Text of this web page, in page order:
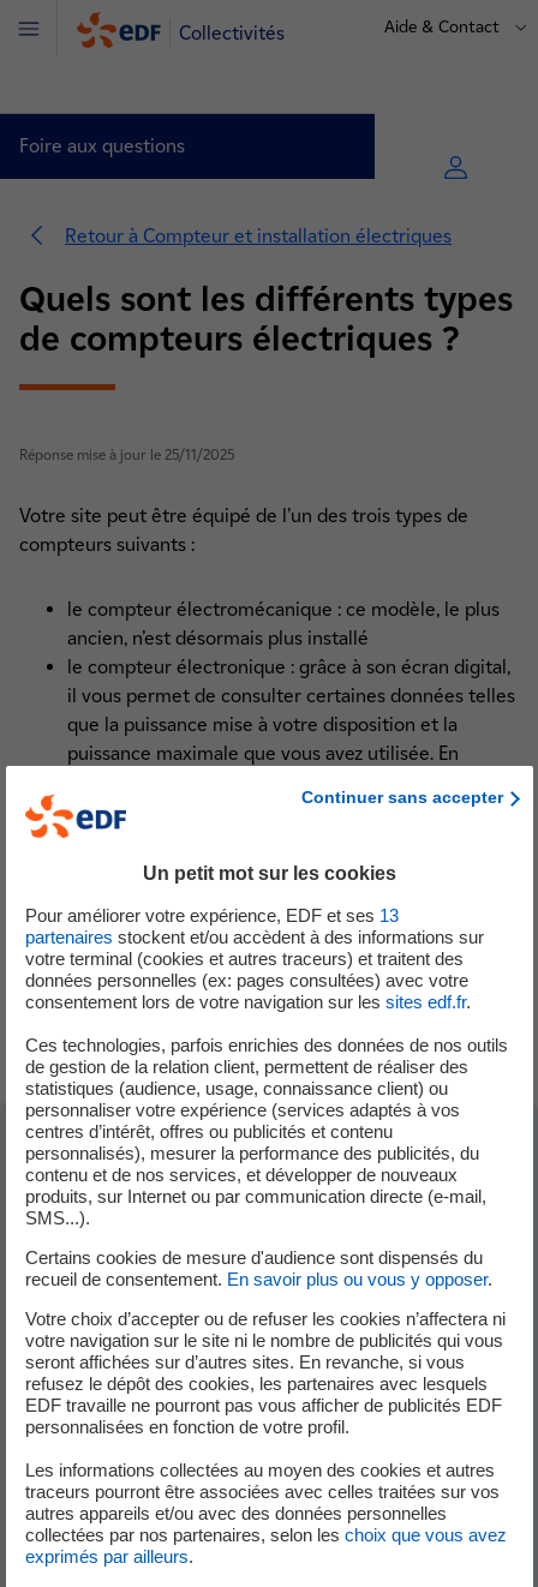
Collectivités Aide & Contact
Menu
Foire aux questions
Relevé du compteur (1)
Pannes et dégâts (6)
Retour à Compteur et installation électriques
Quels sont les différents types
de compteurs électriques ?
Réponse mise à jour le 25/11/2025
Votre site peut être équipé de l’un des trois types de
compteurs suivants :
le compteur électromécanique : ce modèle, le plus
ancien, n’est désormais plus installé
le compteur électronique : grâce à son écran digital,
il vous permet de consulter certaines données telles
que la puissance mise à votre disposition et la
puissance maximale que vous avez utilisée. En
peut également commander le démarrage et l’arrêt
de certains de vos équipements
le compteur Linky
: ce compteur communicant
électrique. Ainsi, certaines opérations peuvent être
effectuées plus rapidement et sans
dérangement.En savoir plus sur le compteur
LinkyTM
Dans la même sous-catégorie "Compteur et
installation électriques"
Comment sécuriser et mettre aux normes votre
installation électrique ?
Comment programmer ou modifier la date d’une
intervention technique ?
Votre compteur électrique doit être remplacé ou
déplacé ?
Continuer sans accepter
Un petit mot sur les cookies
Pour améliorer votre expérience, EDF et ses 13
partenaires stockent et/ou accèdent à des informations sur
votre terminal (cookies et autres traceurs) et traitent des
données personnelles (ex: pages consultées) avec votre
consentement lors de votre navigation sur les sites edf.fr.
Ces technologies, parfois enrichies des données de nos outils
de gestion de la relation client, permettent de réaliser des
statistiques (audience, usage, connaissance client) ou
personnaliser votre expérience (services adaptés à vos
centres d’intérêt, offres ou publicités et contenu
personnalisés), mesurer la performance des publicités, du
contenu et de nos services, et développer de nouveaux
produits, sur Internet ou par communication directe (e-mail,
SMS...).
Certains cookies de mesure d'audience sont dispensés du
recueil de consentement. En savoir plus ou vous y opposer.
Votre choix d’accepter ou de refuser les cookies n’affectera ni
votre navigation sur le site ni le nombre de publicités qui vous
seront affichées sur d’autres sites. En revanche, si vous
refusez le dépôt des cookies, les partenaires avec lesquels
EDF travaille ne pourront pas vous afficher de publicités EDF
personnalisées en fonction de votre profil.
Les informations collectées au moyen des cookies et autres
traceurs pourront être associées avec celles traitées sur vos
autres appareils et/ou avec des données personnelles
collectées par nos partenaires, selon les choix que vous avez
exprimés par ailleurs.